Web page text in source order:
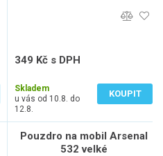
349 Kč s DPH
Skladem
u vás od 10.8. do
12.8.
KOUPIT
Pouzdro na mobil Arsenal
532 velké